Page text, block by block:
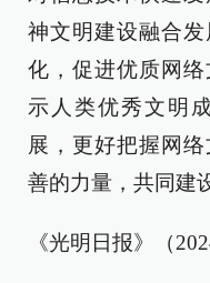
神文明建设融合
化，促进优质网
示人类优秀文明
展，更好把握网
善的力量，共同建
《光明日报》（